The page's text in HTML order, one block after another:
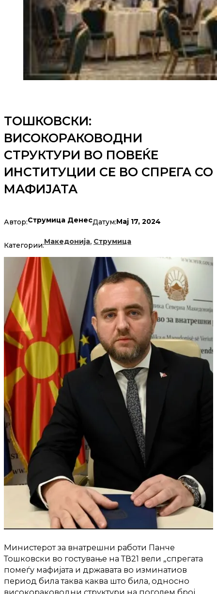
ТОШКОВСКИ:
ВИСОКОРАКОВОДНИ
СТРУКТУРИ ВО ПОВЕЌЕ
ИНСТИТУЦИИ СЕ ВО СПРЕГА СО
МАФИЈАТА
Автор:Струмица ДенесДатум:Мај 17, 2024
Категории:Македонија, Струмица
Министерот за внатрешни работи Панче
Тошковски во гостување на ТВ21 вели „спрегата
помеѓу мафијата и државата во изминатиов
период била таква каква што била, односно